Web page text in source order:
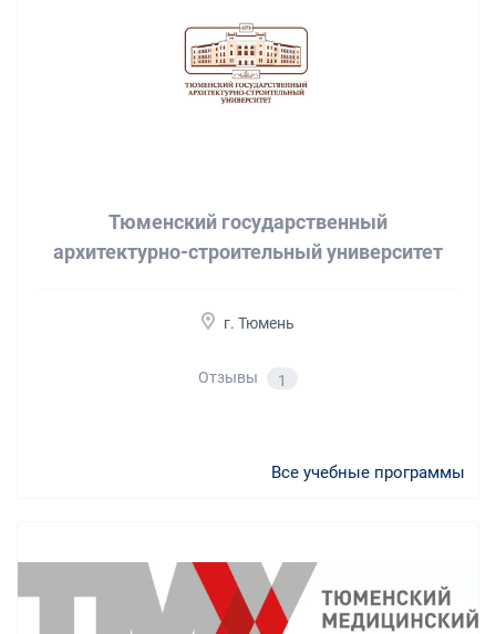
Тюменский государственный
архитектурно-строительный университет
г. Тюмень
Отзывы 1
Все учебные программы